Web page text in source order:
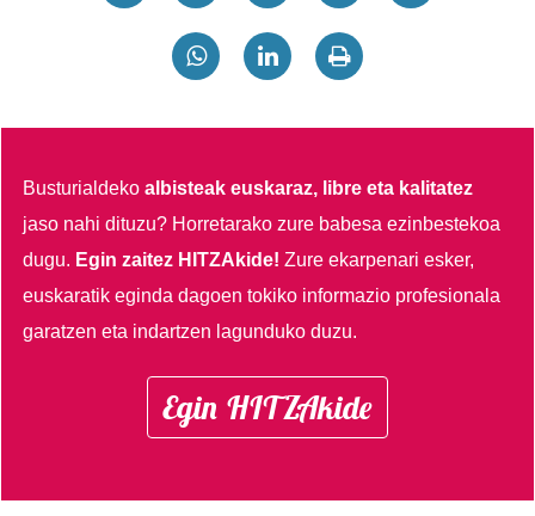
Busturialdekoalbisteak euskaraz, libre eta kalitatez
jaso nahi dituzu? Horretarako zure babesa ezinbestekoa
dugu. Egin zaitez HITZAkide!Zure ekarpenari esker,
euskaratik eginda dagoen tokiko informazio profesionala
garatzen eta indartzen lagunduko duzu.
Egin HITZAkide